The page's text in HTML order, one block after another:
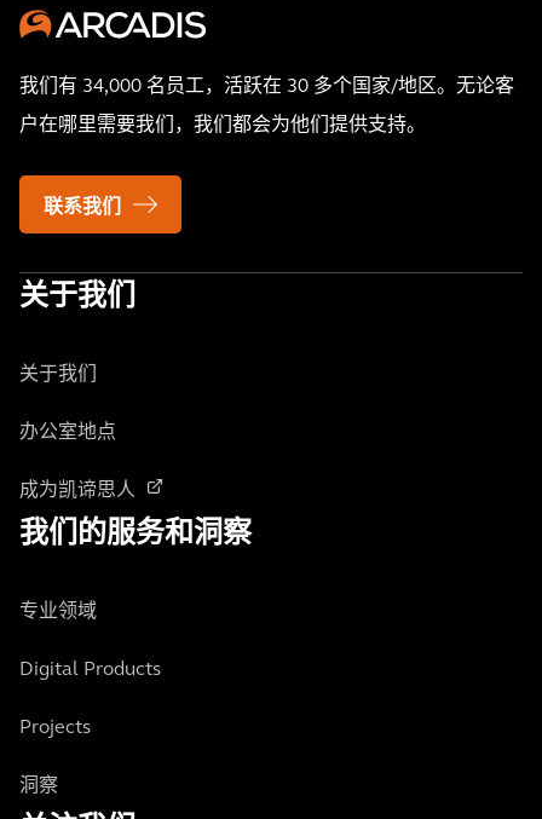
我们有 34,000 名员工，活跃在 30 多个国家/地区。无论客
户在哪里需要我们，我们都会为他们提供支持。
联系我们
关于我们
关于我们
办公室地点
成为凯谛思人
我们的服务和洞察
专业领域
Digital Products
Projects
洞察